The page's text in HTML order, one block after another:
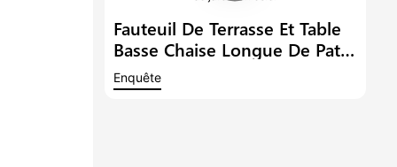
Fauteuil De Terrasse Et Table
Basse Chaise Longue De Patio
Ensemble De Conversation
D'extérieur Meubles En Rotin
Enquête